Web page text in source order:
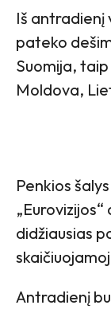
Iš antradienį
pateko
Suomija,
Moldova,
Penkios
didžiausias
Antradienį